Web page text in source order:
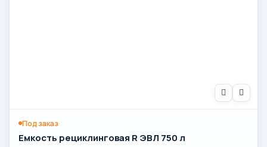
Под заказ
Емкость рециклинговая R ЭВЛ 750 л